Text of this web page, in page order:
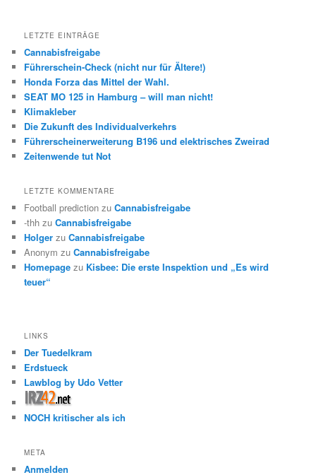
LETZTE EINTRÄGE
Cannabisfreigabe
Führerschein-Check (nicht nur für Ältere!)
Honda Forza das Mittel der Wahl.
SEAT MO 125 in Hamburg – will man nicht!
Klimakleber
Die Zukunft des Individualverkehrs
Führerscheinerweiterung B196 und elektrisches Zweirad
Zeitenwende tut Not
LETZTE KOMMENTARE
Football prediction zuCannabisfreigabe
-thh zuCannabisfreigabe
Holger zuCannabisfreigabe
Anonym zuCannabisfreigabe
Homepage zu Kisbee: Die erste Inspektion und „Es wird
teuer“
LINKS
Der Tuedelkram
Erdstueck
Lawblog by Udo Vetter
NOCH kritischer als ich
META
Anmelden